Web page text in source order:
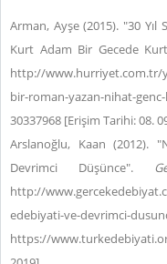
Arman, Ayşe (2015). "30 Yıl
Kurt Adam Bir Gecede
http://www.hurriyet.com.tr/
bir-roman-yazan-nihat-
30337968 [Erişim Tarihi: 08.
Arslanoğlu, Kaan (2012).
Devrimci Düşünce".
http://
edebiyati-ve-devrimci-
https://